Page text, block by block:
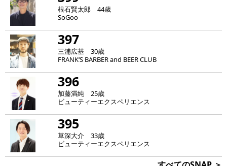
根石賢太郎 44歳
SoGoo
397
三浦広基 30歳
FRANK‘S BARBER and BEER CLUB
396
加藤満純 25歳
ビューティーエクスペリエンス
395
草深大介 33歳
ビューティーエクスペリエンス